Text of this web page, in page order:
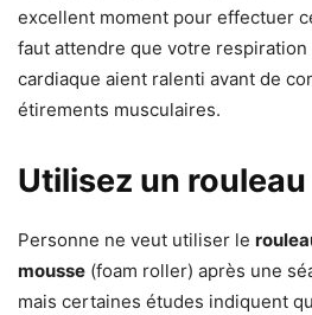
excellent moment pour effectuer
faut attendre que votre
cardiaque aient ralenti avant de
étirements musculaires.
Utilisez un
Personne ne veut utiliser le
mousse (foam roller) après une
mais certaines études indiquent